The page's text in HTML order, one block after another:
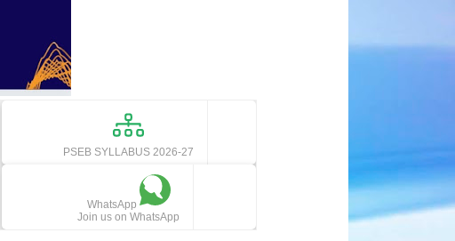
PSEB SYLLABUS 2026-27
WhatsApp
Join us on WhatsApp